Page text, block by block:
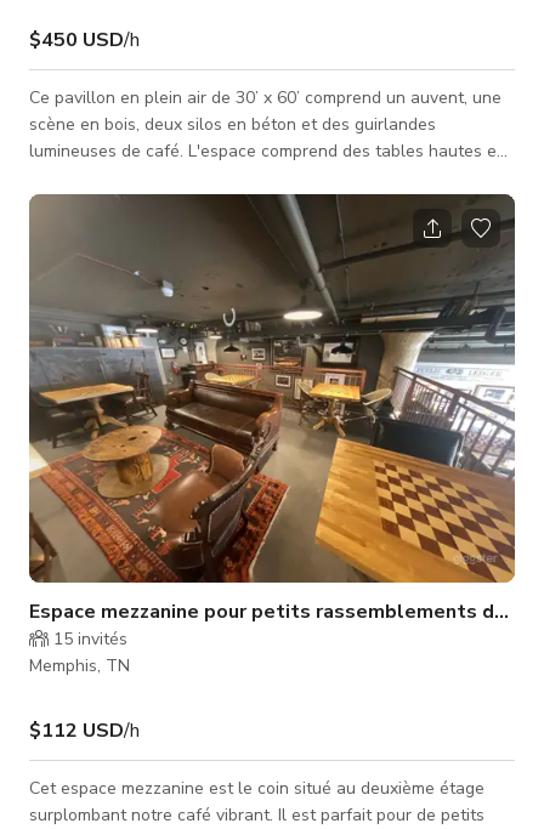
$450 USD/h
Ce pavillon en plein air de 30’ x 60’ comprend un auvent, une
scène en bois, deux silos en béton et des guirlandes
lumineuses de café. L'espace comprend des tables hautes en
nique en bois. Des banquets aux mariages, événements de
réseautage, fêtes d'entreprise de fin d'année et plus encore,
cet espace est entièrement personnalisable, ce qui vous
permet d'adapter votre événement au niveau de sophistication
souhaité.
Espace mezzanine pour petits rassemblements de 14
15 invités
Memphis, TN
$112 USD/h
Cet espace mezzanine est le coin situé au deuxième étage
surplombant notre café vibrant. Il est parfait pour de petits